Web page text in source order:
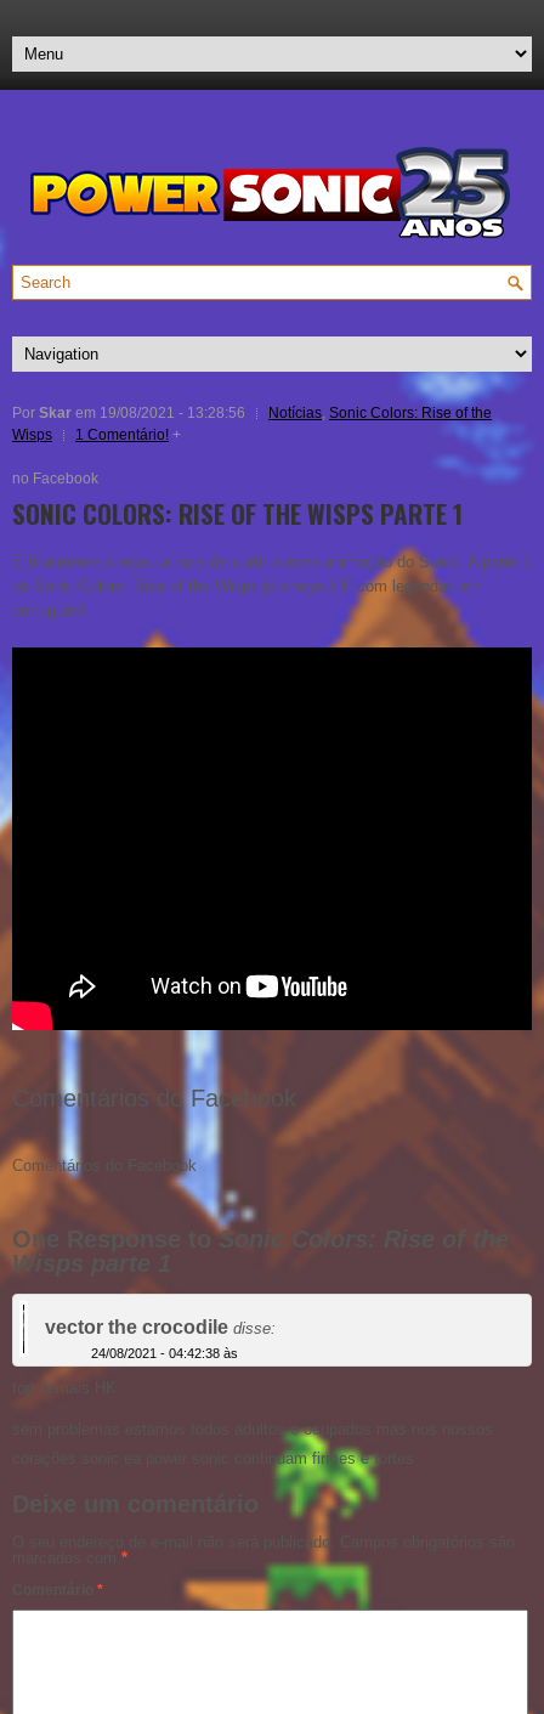
Por Skar em 19/08/2021 - 13:28:56 Notícias, Sonic Colors: Rise of the
Wisps
1 Comentário! +
no Facebook
SONIC COLORS: RISE OF THE WISPS PARTE 1
E finalmente chegou a hora de curtir a nova animação do Sonic. A parte 1
do Sonic Colors: Rise of the Wisps já chegou! E com legendas em
português!
Comentários do Facebook
Comentários do Facebook
One Response toSonic Colors: Rise of the
Wisps parte 1
vector the crocodile disse:
24/08/2021 - 04:42:38 às
top demais HK
sem problemas estamos todos adultos e ocupados mas nos nossos
corações sonic ea power sonic continuam firmes e fortes
O seu endereço de e-mail não será publicado.
*
*